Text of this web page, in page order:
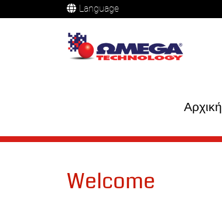
Language
Αρχική
Welcome